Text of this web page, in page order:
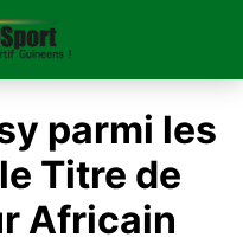
parmi les
Titre de
Africain